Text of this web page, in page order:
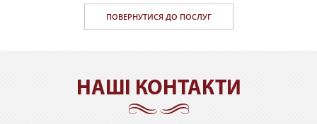
ПОВЕРНУТИСЯ ДО ПОСЛУГ
НАШI КОНТАКТИ